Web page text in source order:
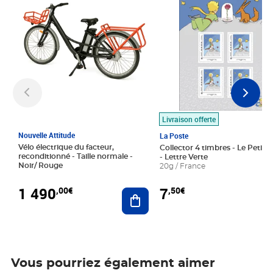
Nouvelle Attitude
Vélo électrique du facteur,
reconditionné - Taille normale -
Noir/ Rouge
1 490,00€ Ajouter au panier
Livraison offerte
La Poste
Collector 4 timbres - Le Petit
- Lettre Verte
20g / France
7,50€
Vous pourriez également aimer